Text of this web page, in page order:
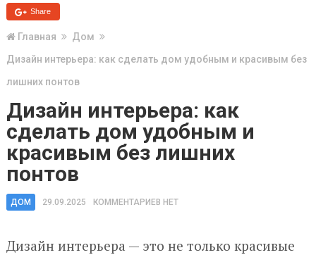
Share
Главная
Дом
Дизайн интерьера: как сделать дом удобным и красивым без
лишних понтов
Дизайн интерьера: как
сделать дом удобным и
красивым без лишних
понтов
ДОМ 29.09.2025 КОММЕНТАРИЕВ НЕТ
Дизайн интерьера — это не только красивые